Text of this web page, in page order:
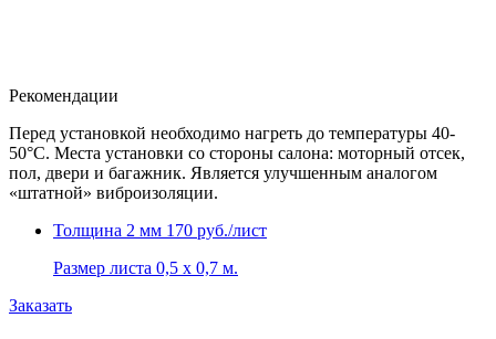
Рекомендации
Перед установкой необходимо нагреть до температуры 40-
50°С. Места установки со стороны салона: моторный отсек,
пол, двери и багажник. Является улучшенным аналогом
«штатной» виброизоляции.
Толщина 2 мм 170 руб./лист
Размер листа 0,5 х 0,7 м.
Заказать